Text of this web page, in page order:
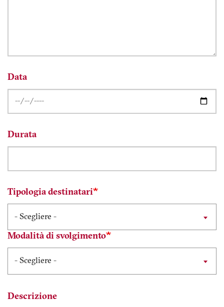
Data
Durata
Tipologia destinatari
- Scegliere -
Modalità di svolgimento
- Scegliere -
Descrizione